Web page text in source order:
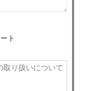
ト
取り扱いについて